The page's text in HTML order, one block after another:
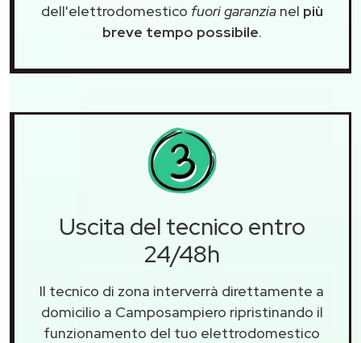
dell'elettrodomestico fuori garanzianel più
breve tempo possibile.
Uscita del tecnico entro
24/48h
Il tecnico di zona interverrà direttamente a
domicilio a Camposampiero ripristinando il
funzionamento del tuo elettrodomestico